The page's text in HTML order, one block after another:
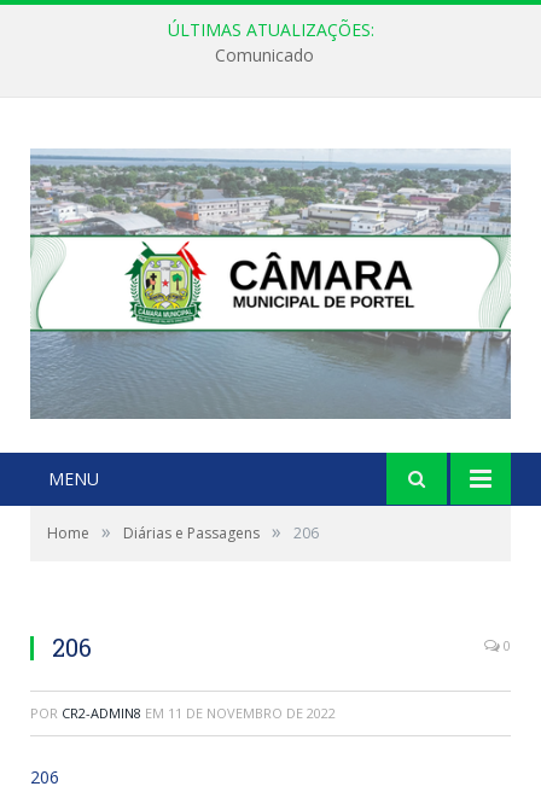
ÚLTIMAS ATUALIZAÇÕES:
Comunicado
MENU
Home » Diárias e Passagens » 206
206 0
POR CR2-ADMIN8 EM 11 DE NOVEMBRO DE 2022
206